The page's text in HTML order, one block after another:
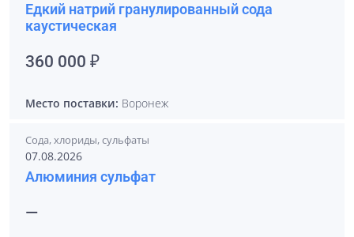
Едкий натрий гранулированный сода
каустическая
360 000 ₽
Место поставки: Воронеж
Сода, хлориды, сульфаты
07.08.2026
Алюминия сульфат
—